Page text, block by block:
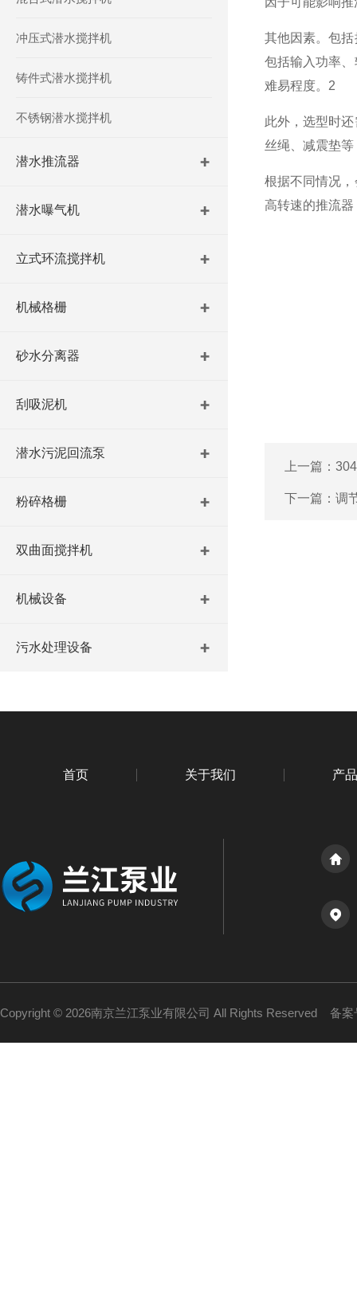
冲压式潜水搅拌机
铸件式潜水搅拌机
不锈钢潜水搅拌机
潜水推流器
潜水曝气机
立式环流搅拌机
机械格栅
砂水分离器
刮吸泥机
潜水污泥回流泵
粉碎格栅
双曲面搅拌机
机械设备
污水处理设备
其他因素。包
包括输入功率
难易程度。2
此外，选型时
丝绳、减震垫
根据不同情况
高转速的推流
上一篇：
下一篇： 调
首页 关于我们 产
Copyright © 2026南京兰江泵业有限公司 All Rights Reserved 备案